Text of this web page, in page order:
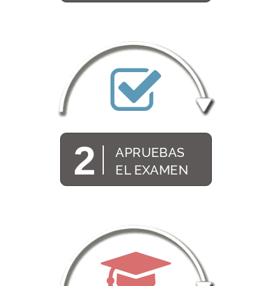
2
APRUEBAS
EL EXAMEN